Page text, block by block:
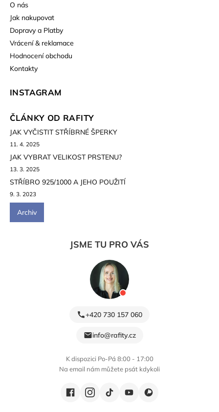
O nás
Jak nakupovat
Dopravy a Platby
Vrácení & reklamace
Hodnocení obchodu
Kontakty
INSTAGRAM
ČLÁNKY OD RAFITY
JAK VYČISTIT STŘÍBRNÉ ŠPERKY
11. 4. 2025
JAK VYBRAT VELIKOST PRSTENU?
13. 3. 2025
STŘÍBRO 925/1000 A JEHO POUŽITÍ
9. 3. 2023
Archiv
JSME TU PRO VÁS
+420 730 157 060
info@rafity.cz
K dispozici Po-Pá 8:00 - 17:00
Na email nám můžete psát kdykoli